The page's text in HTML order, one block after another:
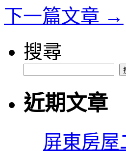
下一篇文章 →
搜尋
近期文章
屏東房